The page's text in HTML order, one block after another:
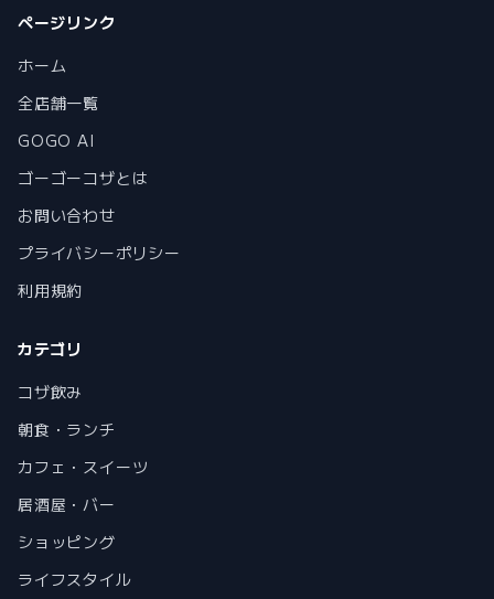
ページリンク
ホーム
全店舗一覧
GOGO AI
ゴーゴーコザとは
お問い合わせ
プライバシーポリシー
利用規約
カテゴリ
コザ飲み
朝食・ランチ
カフェ・スイーツ
居酒屋・バー
ショッピング
ライフスタイル